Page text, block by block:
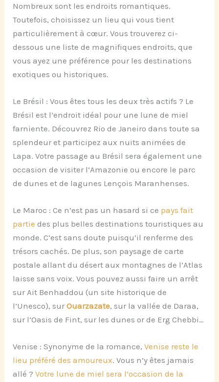
Nombreux sont les endroits romantiques.
Toutefois, choisissez un lieu qui vous tient
particulièrement à cœur. Vous trouverez ci-
dessous une liste de magnifiques endroits, que
vous ayez une préférence pour les destinations
exotiques ou historiques.
Le Brésil : Vous êtes tous les deux très actifs ? Le
Brésil est l’endroit idéal pour une lune de miel
farniente. Découvrez Rio de Janeiro dans toute sa
splendeur et participez aux nuits animées de
Lapa. Votre passage au Brésil sera également une
occasion de visiter l’Amazonie ou encore le parc
de dunes et de lagunes Lençois Maranhenses.
Le Maroc : Ce n’est pas un hasard si ce pays fait
partie des plus belles destinations touristiques au
monde. C’est sans doute puisqu’il renferme des
trésors cachés. De plus, son paysage de carte
postale allant du désert aux montagnes de l’Atlas
laisse sans voix. Vous pouvez aussi faire un arrêt
sur Ait Benhaddou (un site historique de
l’Unesco), surOuarzazate, sur la vallée de Daraa,
sur l’Oasis de Fint, sur les dunes or de Erg Chebbi…
Venise : Synonyme de la romance,Venise reste le
lieu préféré des amoureux. Vous n’y êtes jamais
allé ?Votre lune de miel sera l’occasion de la